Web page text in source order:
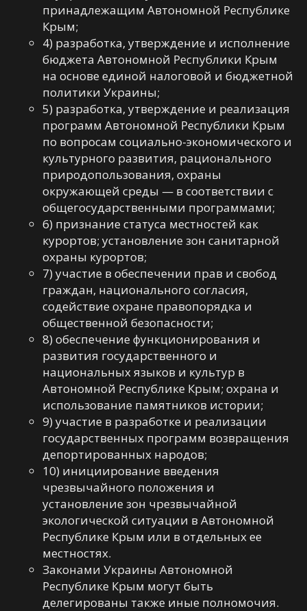
принадлежащим Автономной Республике
Крым;
4) разработка, утверждение и исполнение
бюджета Автономной Республики Крым
на основе единой налоговой и бюджетной
политики Украины;
5) разработка, утверждение и реализация
программ Автономной Республики Крым
по вопросам социально-экономического и
культурного развития, рационального
природопользования, охраны
окружающей среды — в соответствии с
общегосударственными программами;
6) признание статуса местностей как
курортов; установление зон санитарной
охраны курортов;
7) участие в обеспечении прав и свобод
граждан, национального согласия,
содействие охране правопорядка и
общественной безопасности;
8) обеспечение функционирования и
развития государственного и
национальных языков и культур в
Автономной Республике Крым; охрана и
использование памятников истории;
9) участие в разработке и реализации
государственных программ возвращения
депортированных народов;
10) инициирование введения
чрезвычайного положения и
установление зон чрезвычайной
экологической ситуации в Автономной
Республике Крым или в отдельных ее
местностях.
Законами Украины Автономной
Республике Крым могут быть
делегированы также иные полномочия.